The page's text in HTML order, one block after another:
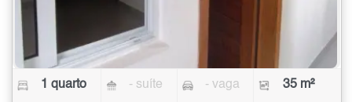
1 quarto - suíte - vaga 35 m²